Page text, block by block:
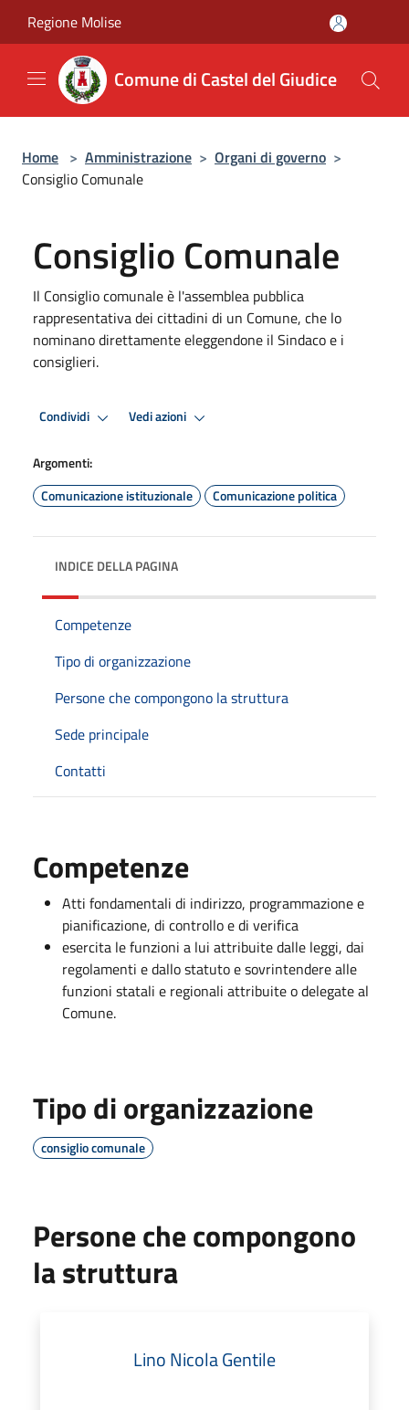
Regione Molise
Comune di Castel del Giudice
Home > Amministrazione > Organi di governo >
Consiglio Comunale
Consiglio Comunale
Il Consiglio comunale è l'assemblea pubblica
rappresentativa dei cittadini di un Comune, che lo
nominano direttamente eleggendone il Sindaco e i
consiglieri.
Condividi Vedi azioni
Argomenti:
Comunicazione istituzionale
Comunicazione politica
INDICE DELLA PAGINA
Competenze
Tipo di organizzazione
Persone che compongono la struttura
Sede principale
Contatti
Competenze
Atti fondamentali di indirizzo, programmazione e
pianificazione, di controllo e di verifica
esercita le funzioni a lui attribuite dalle leggi, dai
regolamenti e dallo statuto e sovrintendere alle
funzioni statali e regionali attribuite o delegate al
Comune.
Tipo di organizzazione
consiglio comunale
Persone che compongono
la struttura
Lino Nicola Gentile